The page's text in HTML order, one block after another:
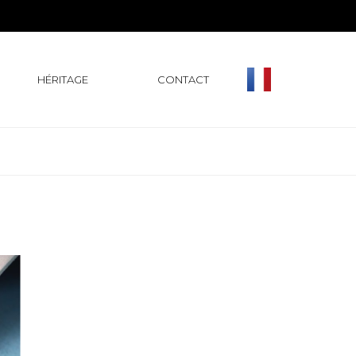
HÉRITAGE CONTACT